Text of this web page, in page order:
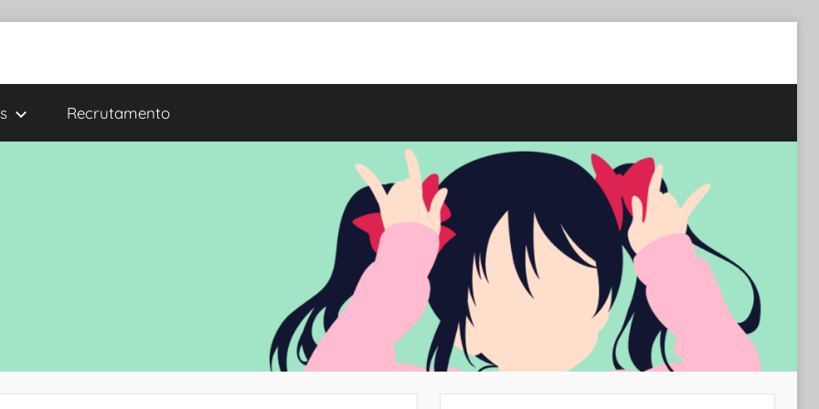
Recrutamento